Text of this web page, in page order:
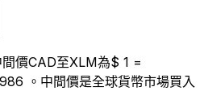
價CAD至XLM為$ 1 =
。中間價是全球貨幣市場買入